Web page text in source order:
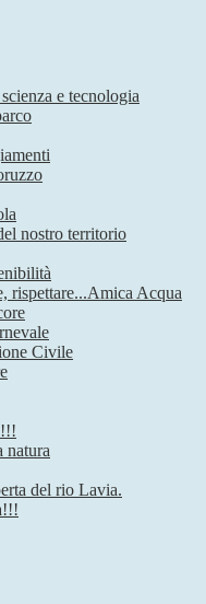
e tecnologia
nostro territorio
rispettare...Amica Acqua
Civile
natura
del rio Lavia.